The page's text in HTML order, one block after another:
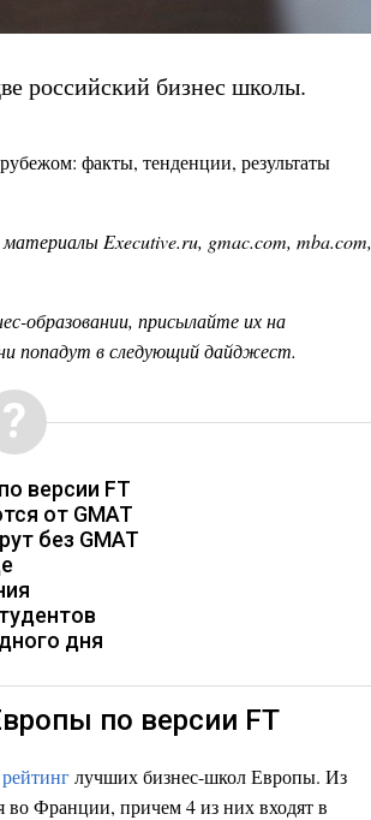
российский бизнес школы.
факты, тенденции, результаты
материалы Executive.ru, gmac.com, mba.com,
образовании, присылайте их на
попадут в следующий дайджест.
версии FT
от GMAT
без GMAT
дня
по версии FT
рейтинглучших бизнес-школ Европы. Из
во Франции, причем 4 из них входят в